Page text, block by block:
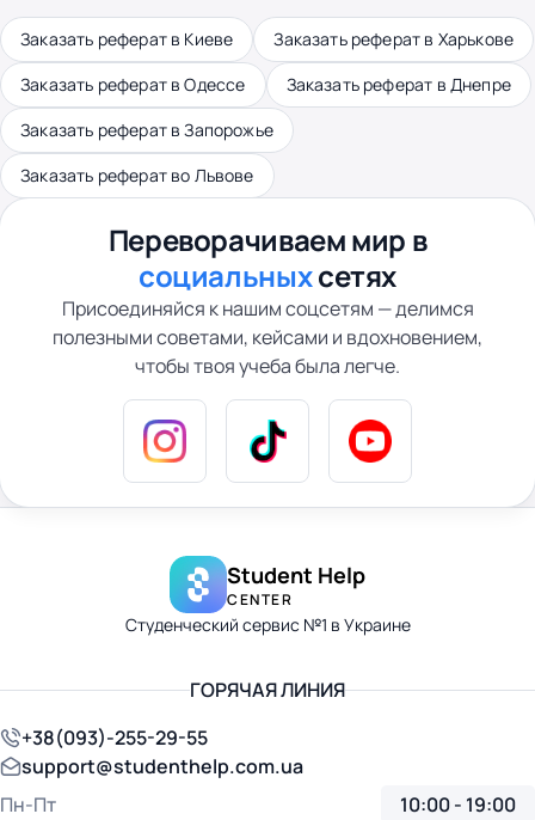
Заказать реферат в Киеве
Заказать реферат в Харькове
Заказать реферат в Одессе
Заказать реферат в Днепре
Заказать реферат в Запорожье
Заказать реферат во Львове
Переворачиваем мир в
социальныхсетях
Присоединяйся к нашим соцсетям — делимся
полезными советами, кейсами и вдохновением,
чтобы твоя учеба была легче.
Student Help
CENTER
Студенческий сервис №1 в Украине
ГОРЯЧАЯ ЛИНИЯ
+38(093)-255-29-55
support@studenthelp.com.ua
Пн-Пт
10:00 - 19:00